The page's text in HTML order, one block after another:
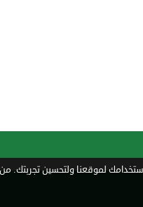
لموقعنا ولتحسين تجربتك.